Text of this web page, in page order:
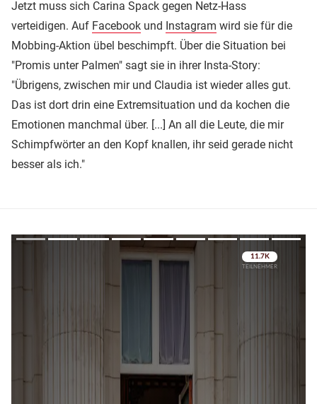
Jetzt muss sich Carina Spack gegen Netz-Hass
verteidigen. Auf Facebook und Instagram wird sie für die
Mobbing-Aktion übel beschimpft. Über die Situation bei
"Promis unter Palmen" sagt sie in ihrer Insta-Story:
"Übrigens, zwischen mir und Claudia ist wieder alles gut.
Das ist dort drin eine Extremsituation und da kochen die
Emotionen manchmal über. [...] An all die Leute, die mir
Schimpfwörter an den Kopf knallen, ihr seid gerade nicht
besser als ich."